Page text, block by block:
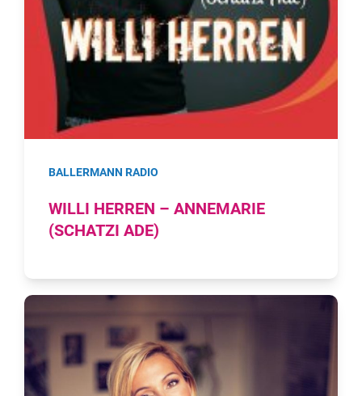
BALLERMANN RADIO
WILLI HERREN – ANNEMARIE
(SCHATZI ADE)